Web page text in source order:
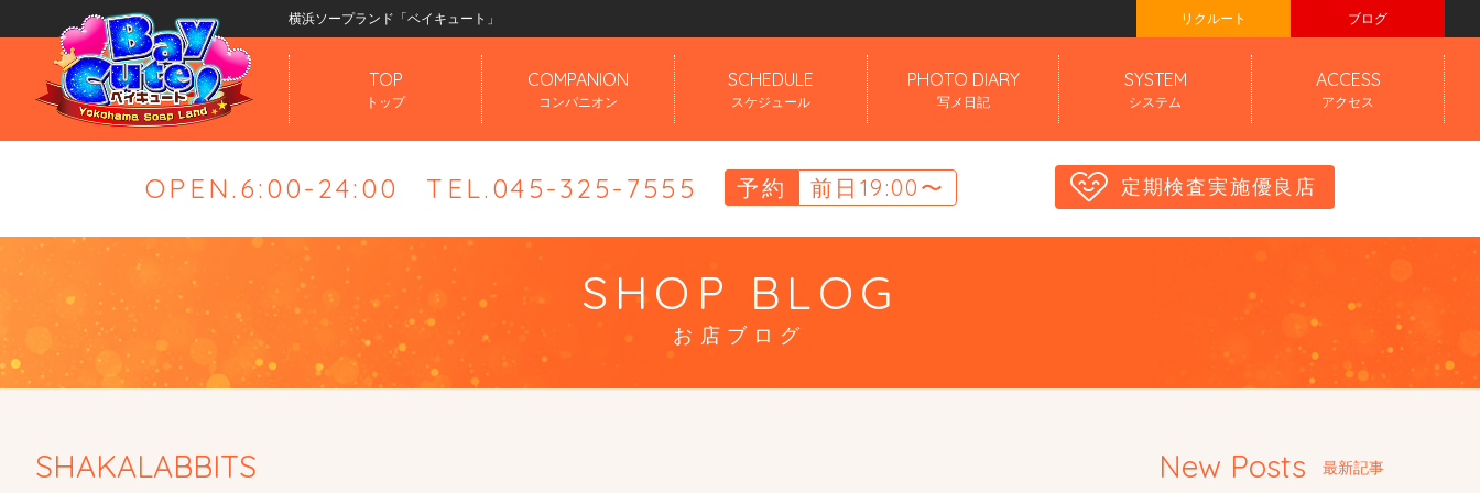
横浜ソープランド「ベイキュート」 リクルート ブログ
TOP
トップ
COMPANION
コンパニオン
SCHEDULE
スケジュール
PHOTO DIARY
写メ日記
SYSTEM
システム
ACCESS
アクセス
OPEN.6:00-24:00 TEL.045-325-7555 予約 前日19:00〜 定期検査実施優良店
SHOP BLOG
お店ブログ
SHAKALABBITS New Posts 最新記事